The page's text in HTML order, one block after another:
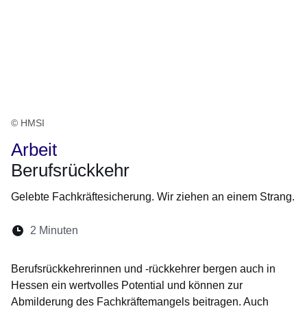
© HMSI
Arbeit
Berufsrückkehr
Gelebte Fachkräftesicherung. Wir ziehen an einem Strang.
Lesedauer:
2 Minuten
Berufsrückkehrerinnen und -rückkehrer bergen auch in
Hessen ein wertvolles Potential und können zur
Abmilderung des Fachkräftemangels beitragen. Auch